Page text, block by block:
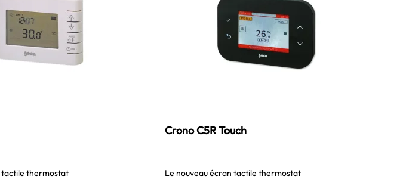
tactile thermostat
Crono C5R Touch
Le nouveau écran tactile thermostat